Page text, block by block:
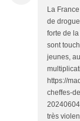
La
de
forte de
sont
jeunes,
https://
cheffes-
très